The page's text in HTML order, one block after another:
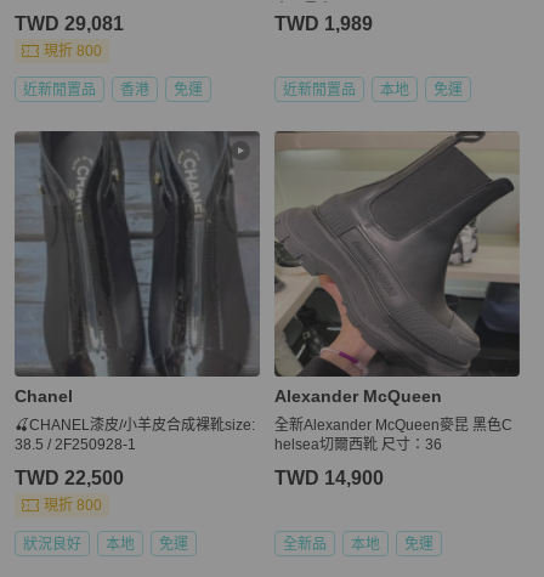
TWD 29,081
現折 800
近新閒置品 香港 免運
TWD 1,989
近新閒置品 本地 免運
Chanel
🍒CHANEL漆皮/小羊皮合成裸靴size:
38.5 / 2F250928-1
TWD 22,500
現折 800
狀況良好 本地 免運
Alexander McQueen
全新Alexander McQueen麥昆 黑色C
helsea切爾西靴 尺寸：36
TWD 14,900
全新品 本地 免運